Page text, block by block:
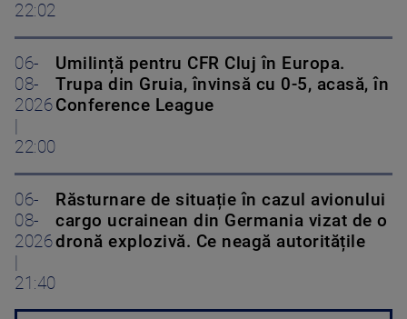
22:02
06-
08-
2026
22:00
Umilință pentru CFR Cluj în Europa.
Trupa din Gruia, învinsă cu 0-5, acasă, în
Conference League
06-
08-
2026
21:40
Răsturnare de situație în cazul avionului
cargo ucrainean din Germania vizat de o
dronă explozivă. Ce neagă autoritățile